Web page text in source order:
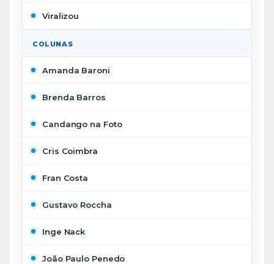
Viralizou
COLUNAS
Amanda Baroni
Brenda Barros
Candango na Foto
Cris Coimbra
Fran Costa
Gustavo Roccha
Inge Nack
João Paulo Penedo